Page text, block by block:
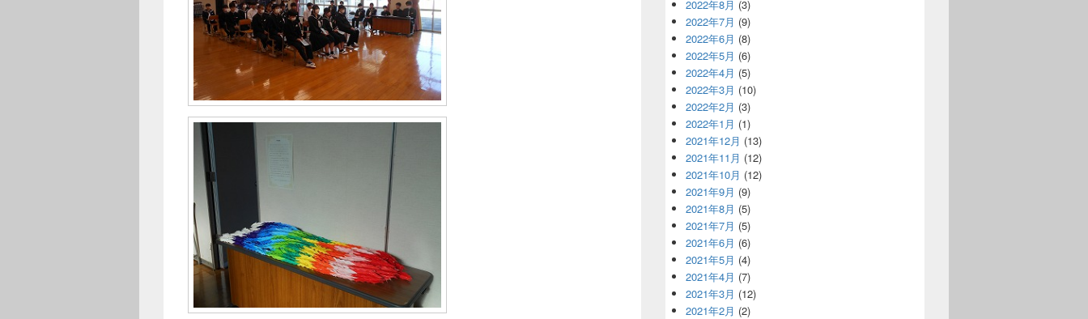
2022年8月 (3)
2022年7月 (9)
2022年6月 (8)
2022年5月 (6)
2022年4月 (5)
2022年3月 (10)
2022年2月 (3)
2022年1月 (1)
2021年12月 (13)
2021年11月 (12)
2021年10月 (12)
2021年9月 (9)
2021年8月 (5)
2021年7月 (5)
2021年6月 (6)
2021年5月 (4)
2021年4月 (7)
2021年3月 (12)
2021年2月 (2)